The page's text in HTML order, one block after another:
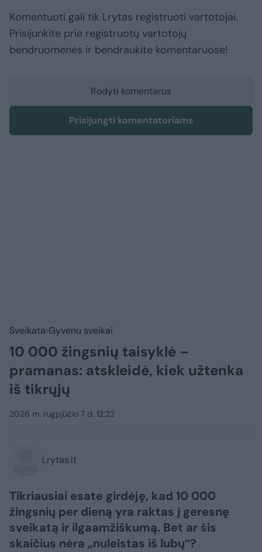
Komentuoti gali tik Lrytas registruoti vartotojai.
Prisijunkite prie registruotų vartotojų
bendruomenės ir bendraukite komentaruose!
Rodyti komentarus
Prisijungti komentatoriams
Sveikata Gyvenu sveikai
10 000 žingsnių taisyklė –
pramanas: atskleidė, kiek užtenka
iš tikrųjų
2026 m. rugpjūčio 7 d. 12:22
Lrytas.lt
Tikriausiai esate girdėję, kad 10 000
žingsnių per dieną yra raktas į geresnę
sveikatą ir ilgaamžiškumą. Bet ar šis
skaičius nėra „nuleistas iš lubų“?